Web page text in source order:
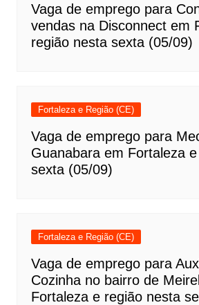
Vaga de emprego para
vendas na Disconnect em
região nesta sexta (05/09)
Fortaleza e Região (CE)
Vaga de emprego para
Guanabara em Fortaleza
sexta (05/09)
Fortaleza e Região (CE)
Vaga de emprego para
Cozinha no bairro de
Fortaleza e região nesta